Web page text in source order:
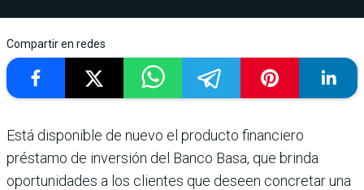
Compartir en redes
Está disponible de nuevo el producto financiero
préstamo de inversión del Banco Basa, que brinda
oportunidades a los clientes que deseen concretar una